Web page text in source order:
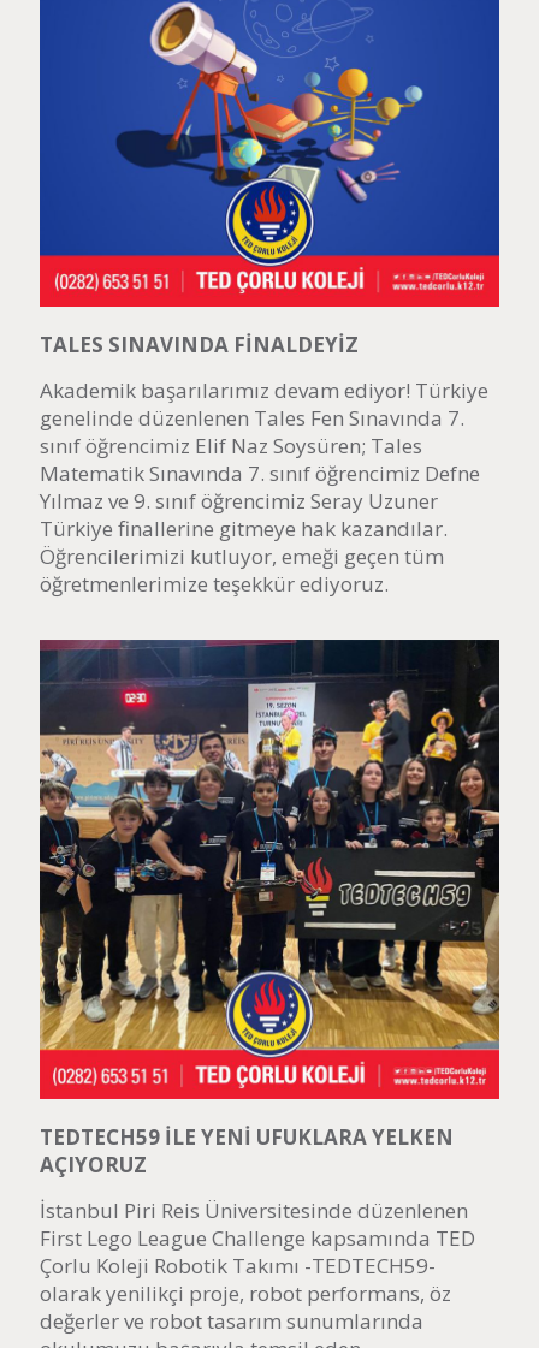
TALES SINAVINDA FİNALDEYİZ
Akademik başarılarımız devam ediyor! Türkiye
genelinde düzenlenen Tales Fen Sınavında 7.
sınıf öğrencimiz Elif Naz Soysüren; Tales
Matematik Sınavında 7. sınıf öğrencimiz Defne
Yılmaz ve 9. sınıf öğrencimiz Seray Uzuner
Türkiye finallerine gitmeye hak kazandılar.
Öğrencilerimizi kutluyor, emeği geçen tüm
öğretmenlerimize teşekkür ediyoruz.
TEDTECH59 İLE YENİ UFUKLARA YELKEN
AÇIYORUZ
İstanbul Piri Reis Üniversitesinde düzenlenen
First Lego League Challenge kapsamında TED
Çorlu Koleji Robotik Takımı -TEDTECH59-
olarak yenilikçi proje, robot performans, öz
değerler ve robot tasarım sunumlarında